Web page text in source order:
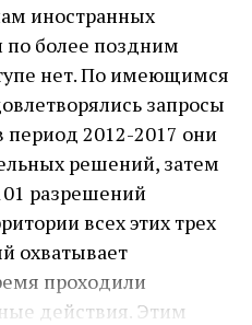
иностранных
по более поздним
нет. По имеющимся
запросы
период 2012-2017 они
решений, затем
разрешений
всех этих трех
охватывает
проходили
действия. Этим